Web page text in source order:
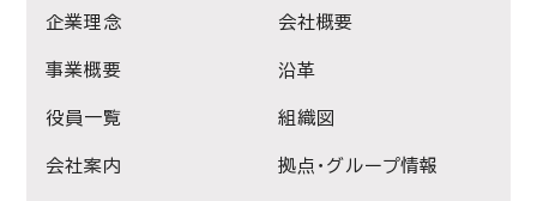
企業理念 会社概要
事業概要 沿革
役員一覧 組織図
会社案内 拠点・グループ情報